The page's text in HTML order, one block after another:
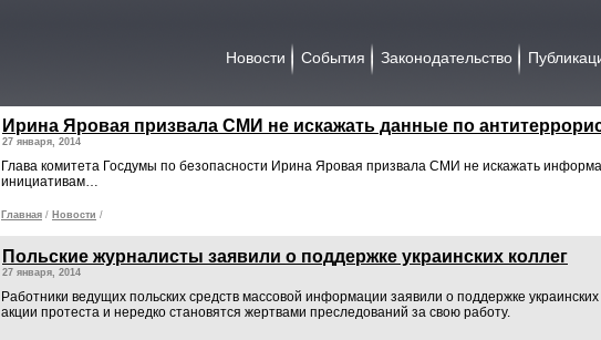
Новости События Законодательство
Ирина Яровая призвала СМИ не искажать данные по
27 января, 2014
Глава комитета Госдумы по безопасности Ирина Яровая призвала СМИ не искажать
инициативам…
Главная / Новости /
Польские журналисты заявили о поддержке украинских коллег
27 января, 2014
Работники ведущих польских средств массовой информации заявили о поддержке
акции протеста и нередко становятся жертвами преследований за свою работу.